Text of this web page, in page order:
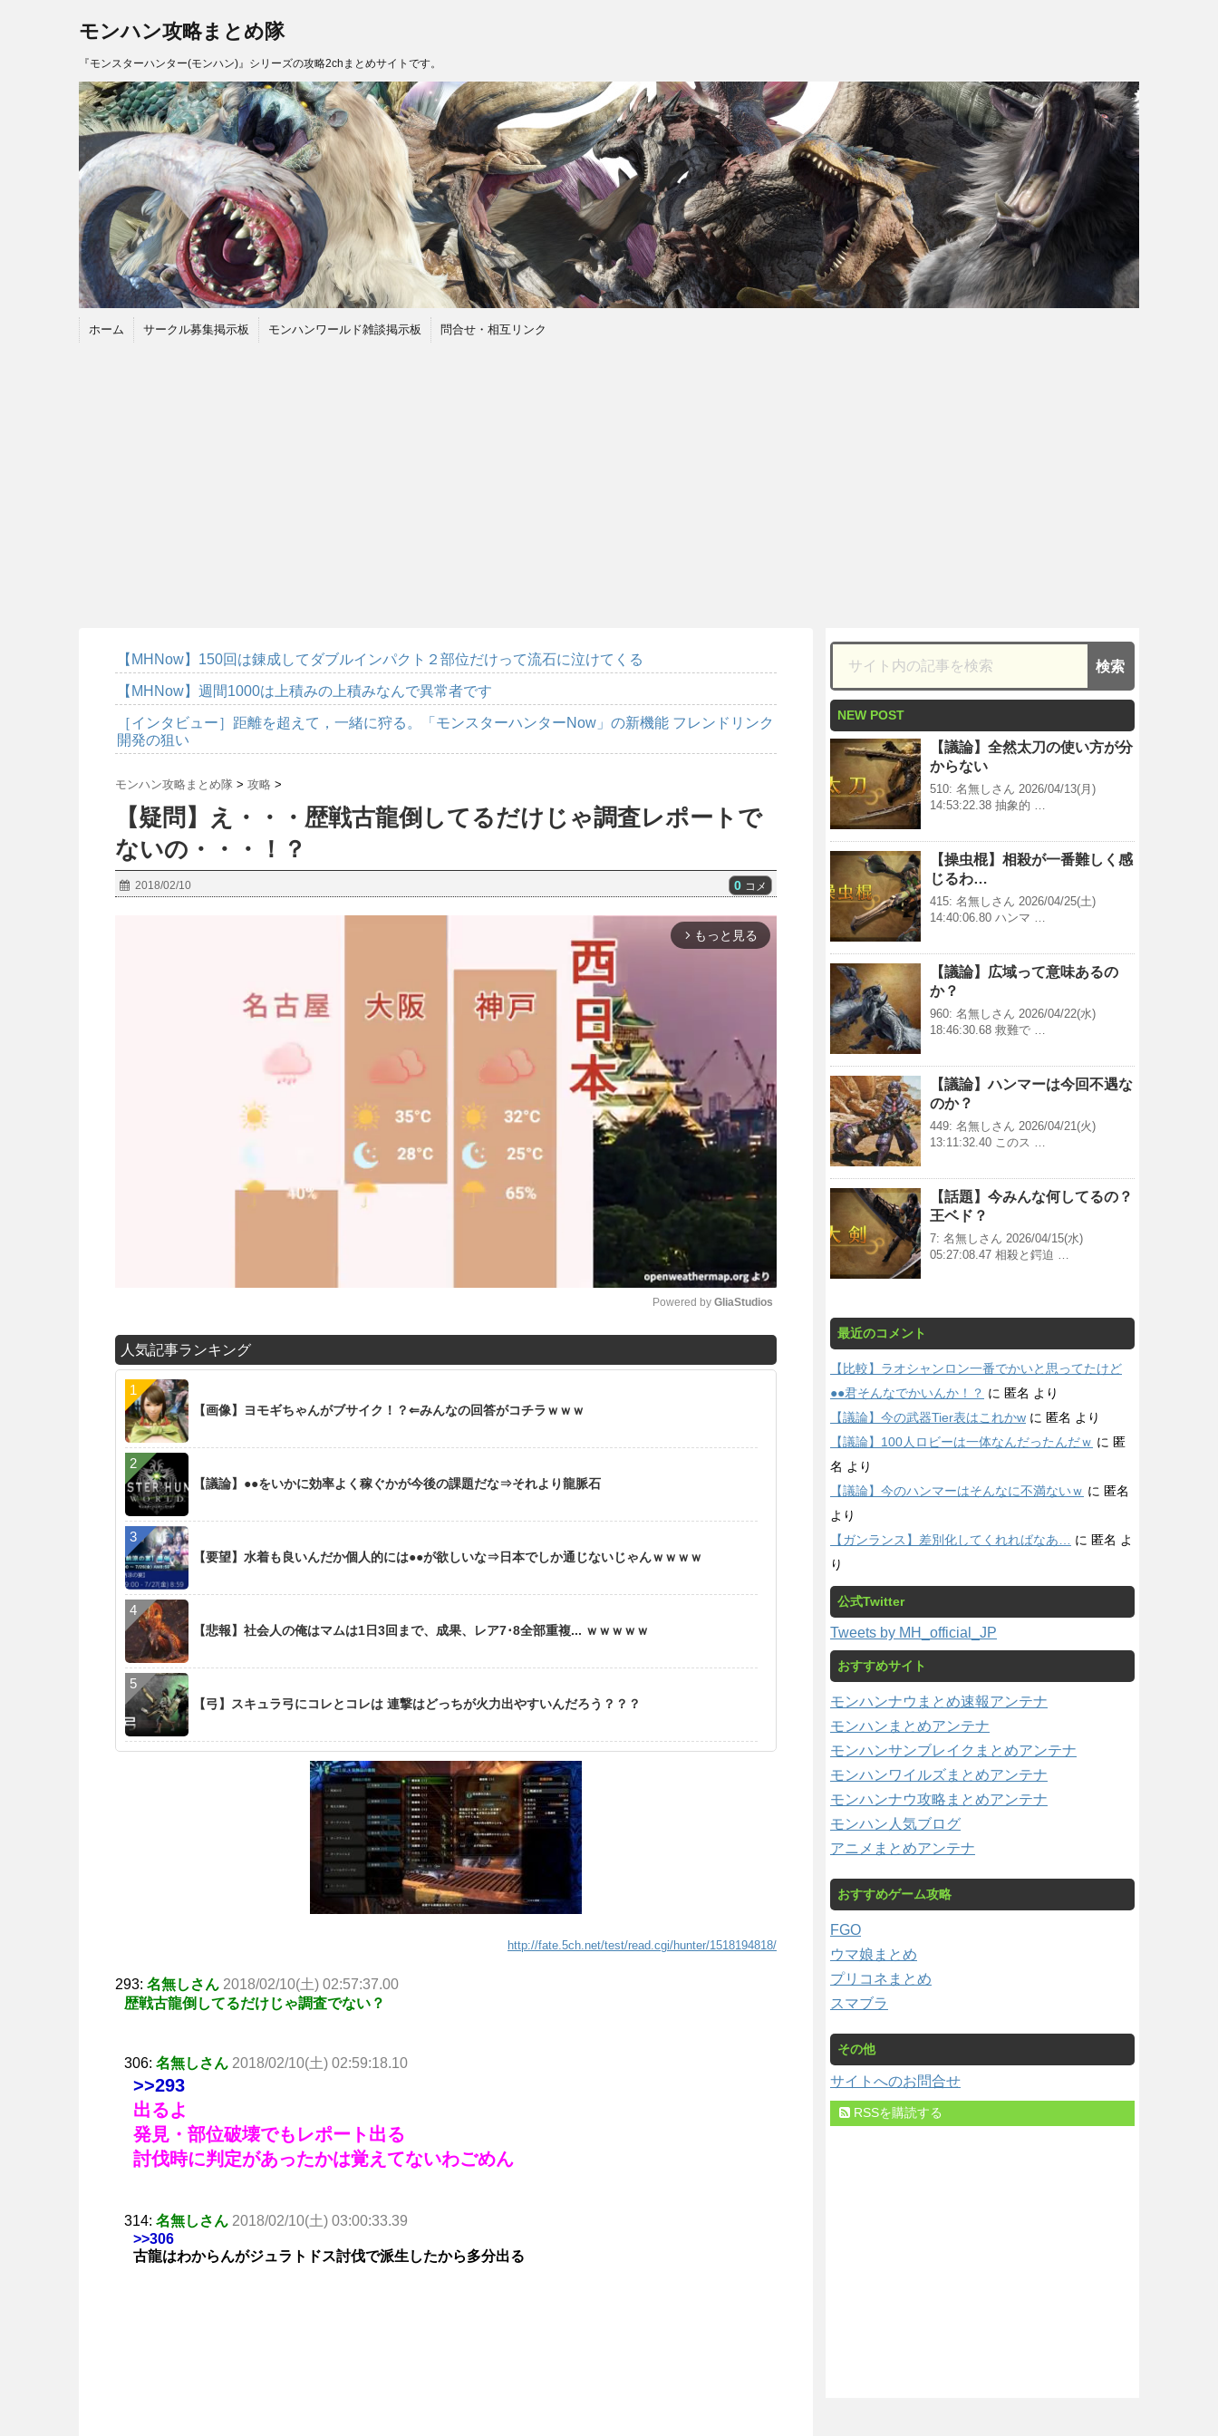
モンハン攻略まとめ隊
『モンスターハンター(モンハン)』シリーズの攻略2chまとめサイトです。
ホーム サークル募集掲示板 モンハンワールド雑談掲示板 問合せ・相互リンク
【MHNow】150回は錬成してダブルインパクト２部位だけって流石に泣けてくる
【MHNow】週間1000は上積みの上積みなんで異常者です
［インタビュー］距離を超えて，一緒に狩る。「モンスターハンターNow」の新機能 フレンドリンク
開発の狙い
モンハン攻略まとめ隊 > 攻略 >
【疑問】え・・・歴戦古龍倒してるだけじゃ調査レポートで
ないの・・・！？
2018/02/10 0 コメ
arrow_forward_ios もっと見る
Powered by GliaStudios
人気記事ランキング
【画像】ヨモギちゃんがブサイク！？⇐みんなの回答がコチラｗｗｗ
【議論】●●をいかに効率よく稼ぐかが今後の課題だな⇒それより龍脈石
【要望】水着も良いんだか個人的には●●が欲しいな⇒日本でしか通じないじゃんｗｗｗｗ
【悲報】社会人の俺はマムは1日3回まで、成果、レア7･8全部重複... ｗｗｗｗｗ
【弓】スキュラ弓にコレとコレは 連撃はどっちが火力出やすいんだろう？？？
http://fate.5ch.net/test/read.cgi/hunter/1518194818/
293: 名無しさん 2018/02/10(土) 02:57:37.00
歴戦古龍倒してるだけじゃ調査でない？
306: 名無しさん 2018/02/10(土) 02:59:18.10
>>293
出るよ
発見・部位破壊でもレポート出る
討伐時に判定があったかは覚えてないわごめん
314: 名無しさん 2018/02/10(土) 03:00:33.39
>>306
古龍はわからんがジュラトドス討伐で派生したから多分出る
NEW POST
【議論】全然太刀の使い方が分
からない
510: 名無しさん 2026/04/13(月)
14:53:22.38 抽象的 …
【操虫棍】相殺が一番難しく感
じるわ…
415: 名無しさん 2026/04/25(土)
14:40:06.80 ハンマ …
【議論】広域って意味あるの
か？
960: 名無しさん 2026/04/22(水)
18:46:30.68 救難で …
【議論】ハンマーは今回不遇な
のか？
449: 名無しさん 2026/04/21(火)
13:11:32.40 このス …
【話題】今みんな何してるの？
王ベド？
7: 名無しさん 2026/04/15(水)
05:27:08.47 相殺と鍔迫 …
最近のコメント
【比較】ラオシャンロン一番でかいと思ってたけど
●●君そんなでかいんか！？ に 匿名 より
【議論】今の武器Tier表はこれかw に 匿名 より
【議論】100人ロビーは一体なんだったんだｗ に 匿
名 より
【議論】今のハンマーはそんなに不満ないｗ に 匿名
より
【ガンランス】差別化してくれればなあ…
に 匿名 よ
り
公式Twitter
Tweets by MH_official_JP
おすすめサイト
モンハンナウまとめ速報アンテナ
モンハンまとめアンテナ
モンハンサンブレイクまとめアンテナ
モンハンワイルズまとめアンテナ
モンハンナウ攻略まとめアンテナ
モンハン人気ブログ
アニメまとめアンテナ
おすすめゲーム攻略
FGO
ウマ娘まとめ
プリコネまとめ
スマブラ
その他
サイトへのお問合せ
RSSを購読する